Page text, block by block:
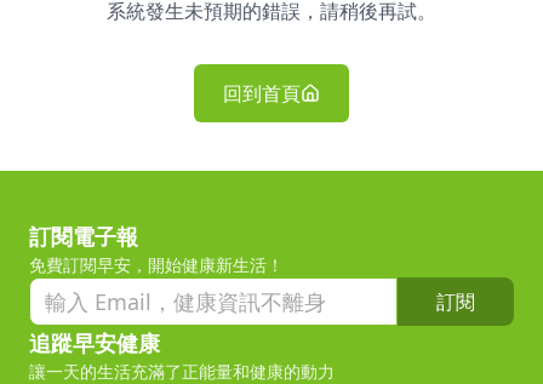
系統發生未預期的錯誤，請稍後再試。
回到首頁
訂閱電子報
免費訂閱早安，開始健康新生活！
訂閱
追蹤早安健康
讓一天的生活充滿了正能量和健康的動力